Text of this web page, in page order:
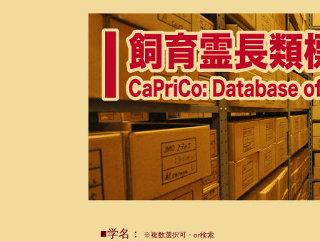
■学名： ※複数選択可・or検索